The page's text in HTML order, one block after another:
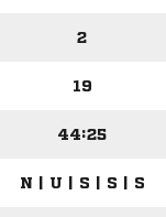
2
19
44:25
N | U | S | S | S